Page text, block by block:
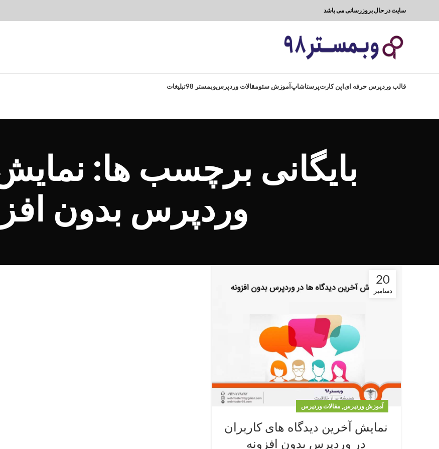
سایت در حال بروزرسانی می باشد
قالب وردپرس حرفه ایاپن کارتپرستاشاپآموزش سئومقالات وردپرسوبمستر 98 تبلیغات
بایگانی برچسب ها:
وردپرس بدون
20
دسامبر
آموزش وردپرس, مقالات وردپرس
نمایش آخرین دیدگاه های کاربران
در وردپرس بدون افزونه